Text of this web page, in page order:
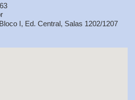
I, Ed. Central, Salas 1202/1207